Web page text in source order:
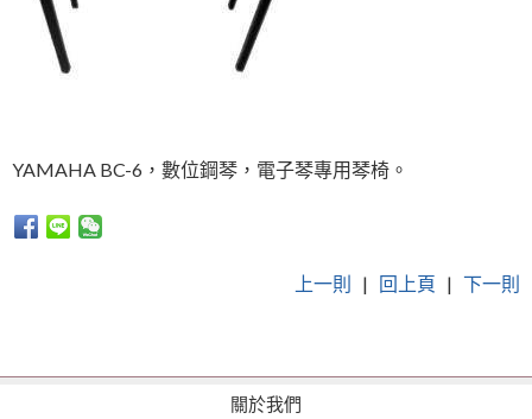
YAMAHA BC-6，數位鋼琴，電子琴專用琴椅。
上一則 | 回上頁 | 下一則
關於我們